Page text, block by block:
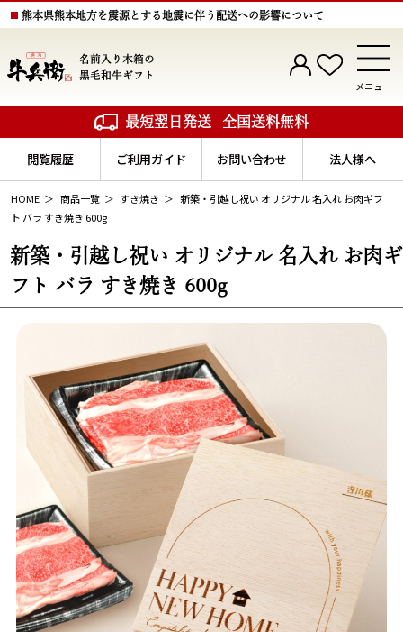
熊本県熊本地方を震源とする地震に伴う配送への影響について
名前入り木箱の
黒毛和牛ギフト
メニュー
最短翌日発送 全国送料無料
閲覧履歴 ご利用ガイド お問い合わせ 法人様へ
HOME 商品一覧 すき焼き
新築・引越し祝い オリジナル 名入れ お肉ギフ
ト バラ すき焼き 600g
新築・引越し祝い オリジナル 名入れ お肉ギ
フト バラ すき焼き 600g